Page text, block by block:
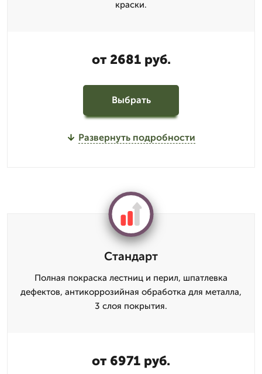
краски.
от 2681 руб.
Выбрать
Развернуть подробности
Стандарт
Полная покраска лестниц и перил, шпатлевка
дефектов, антикоррозийная обработка для металла,
3 слоя покрытия.
от 6971 руб.